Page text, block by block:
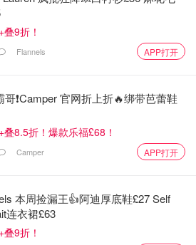
9折！
Flannels APP打开
哥❗️Camper 官网折上折🔥绑带芭蕾鞋
叠8.5折！爆款乐福£68！
Camper APP打开
本周捡漏王👍阿迪厚底鞋£27 Self
连衣裙£63
9折！